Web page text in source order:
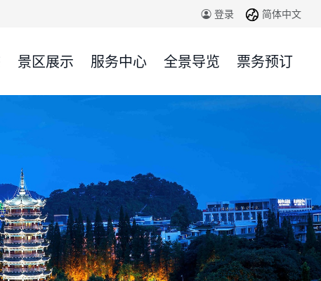
登录 简体中文
景区展示 服务中心 全景导览 票务预订